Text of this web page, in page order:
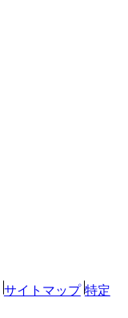
サイトマップ 特定